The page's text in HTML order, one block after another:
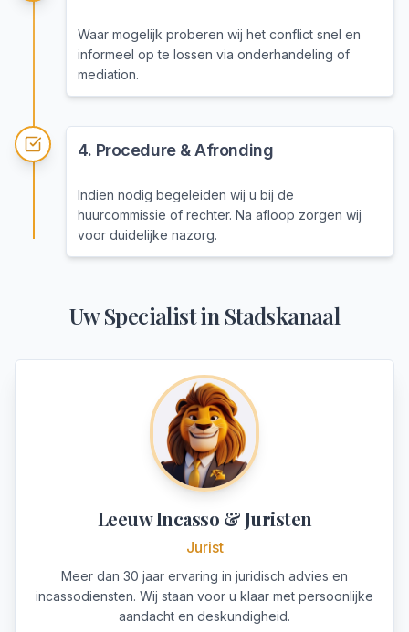
Waar mogelijk proberen wij het conflict snel en
informeel op te lossen via onderhandeling of
mediation.
4. Procedure & Afronding
Indien nodig begeleiden wij u bij de
huurcommissie of rechter. Na afloop zorgen wij
voor duidelijke nazorg.
Uw Specialist in Stadskanaal
Leeuw Incasso & Juristen
Jurist
Meer dan 30 jaar ervaring in juridisch advies en
incassodiensten. Wij staan voor u klaar met persoonlijke
aandacht en deskundigheid.